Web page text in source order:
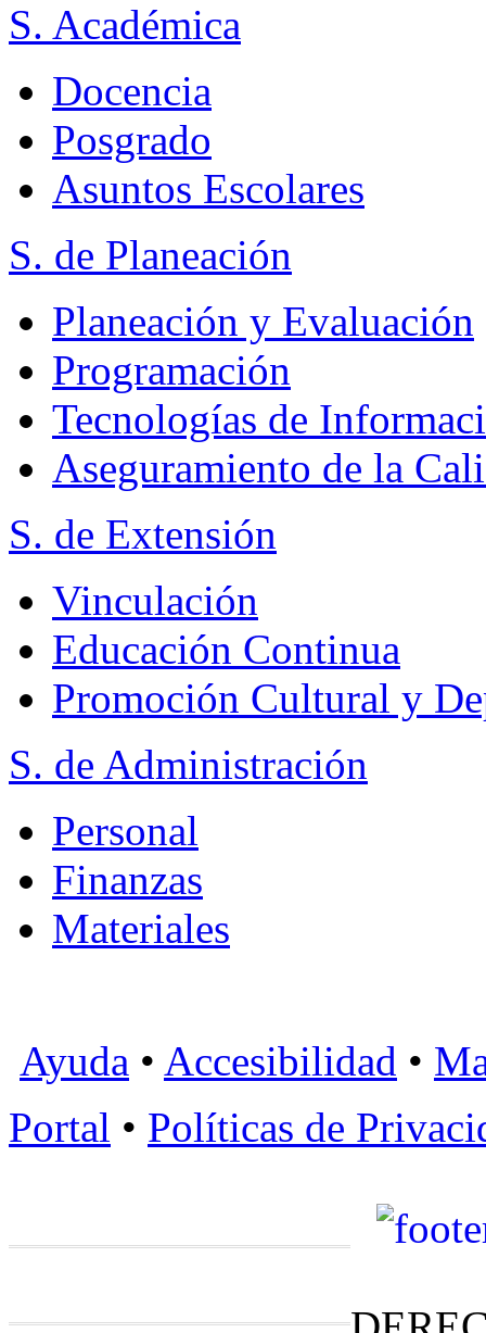
S. Académica
Docencia
Posgrado
Asuntos Escolares
S. de Planeación
Planeación y Evaluación
Programación
Tecnologías de
Aseguramiento de la
S. de Extensión
Vinculación
Educación Continua
Promoción Cultural y
S. de Administración
Personal
Finanzas
Materiales
Ayuda • Accesibilidad •
Portal • Políticas de